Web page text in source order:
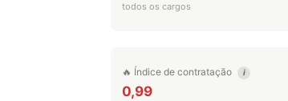
todos os cargos
🔥 Índice de contratação i
0,99